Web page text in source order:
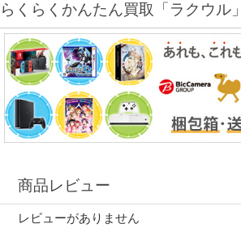
らくらくかんたん買取「ラクウル」
商品レビュー
レビューがありません